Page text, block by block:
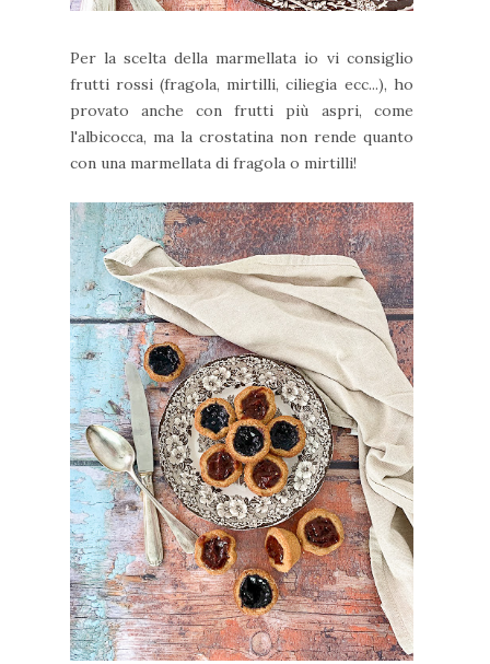
Per la scelta della marmellata io vi consiglio
frutti rossi (fragola, mirtilli, ciliegia ecc...), ho
provato anche con frutti più aspri, come
l'albicocca, ma la crostatina non rende quanto
con una marmellata di fragola o mirtilli!